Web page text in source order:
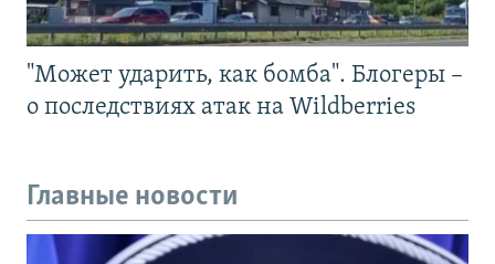
"Может ударить, как бомба". Блогеры –
о последствиях атак на Wildberries
Главные новости